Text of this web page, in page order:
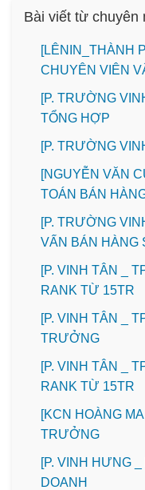
Bài viết từ chuyên
️[LÊNIN_THÀNH
CHUYÊN VIÊN
[P. TRƯỜNG
TỔNG HỢP
[P. TRƯỜNG
[NGUYỄN VĂN
TOÁN BÁN
[P. TRƯỜNG
VẤN BÁN HÀNG
[P. VINH TÂN _
RANK TỪ 15TR
[P. VINH TÂN _
TRƯỞNG
[P. VINH TÂN _
RANK TỪ 15TR
️[KCN HOÀNG
TRƯỞNG
️[P. VINH HƯNG
DOANH